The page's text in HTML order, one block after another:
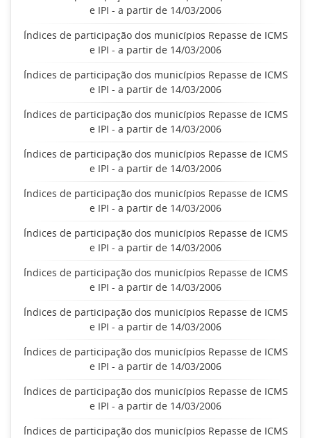
e IPI - a partir de 14/03/2006
Índices de participação dos municípios Repasse de ICMS
e IPI - a partir de 14/03/2006
Índices de participação dos municípios Repasse de ICMS
e IPI - a partir de 14/03/2006
Índices de participação dos municípios Repasse de ICMS
e IPI - a partir de 14/03/2006
Índices de participação dos municípios Repasse de ICMS
e IPI - a partir de 14/03/2006
Índices de participação dos municípios Repasse de ICMS
e IPI - a partir de 14/03/2006
Índices de participação dos municípios Repasse de ICMS
e IPI - a partir de 14/03/2006
Índices de participação dos municípios Repasse de ICMS
e IPI - a partir de 14/03/2006
Índices de participação dos municípios Repasse de ICMS
e IPI - a partir de 14/03/2006
Índices de participação dos municípios Repasse de ICMS
e IPI - a partir de 14/03/2006
Índices de participação dos municípios Repasse de ICMS
e IPI - a partir de 14/03/2006
Índices de participação dos municípios Repasse de ICMS